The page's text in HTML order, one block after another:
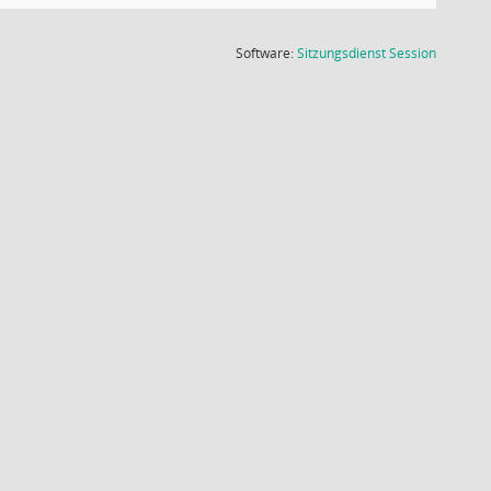
Software:SitzungsdienstSession(Wird in